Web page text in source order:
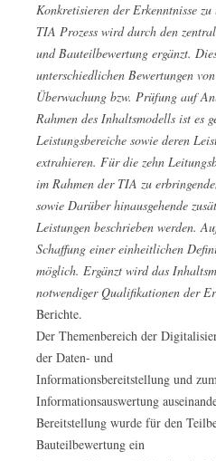
Konkretisieren der Erkenntnisse
TIA Prozess wird durch den
und Bauteilbewertung ergänzt.
unterschiedlichen Bewertungen
Überwachung bzw. Prüfung auf
Rahmen des Inhaltsmodells ist es
Leistungsbereiche sowie deren
extrahieren. Für die zehn
im Rahmen der TIA zu
sowie Darüber hinausgehende
Leistungen beschrieben werden.
Schaffung einer einheitlichen
möglich. Ergänzt wird das
notwendiger Qualifikationen der
Berichte.
Der Themenbereich der
der Daten- und
Informationsbereitstellung und
Informationsauswertung
Bereitstellung wurde für den
Bauteilbewertung ein